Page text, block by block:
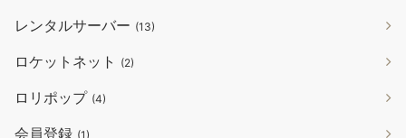
レンタルサーバー (13)
ロケットネット (2)
ロリポップ (4)
会員登録 (1)